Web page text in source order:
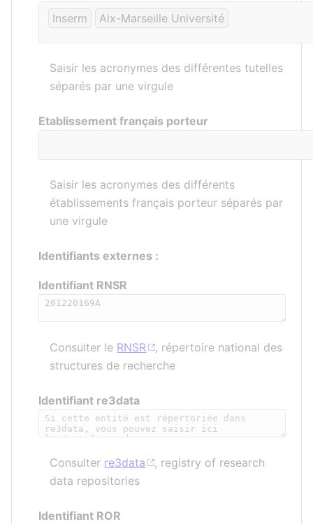
Inserm
Aix-Marseille Université
Saisir les acronymes des différentes tutelles
séparés par une virgule
Etablissement français porteur
Saisir les acronymes des différents
établissements français porteur séparés par
une virgule
Identifiants externes :
Identifiant RNSR
Consulter le RNSR
, répertoire national des
structures de recherche
Identifiant re3data
Consulter re3data
, registry of research
data repositories
Identifiant ROR